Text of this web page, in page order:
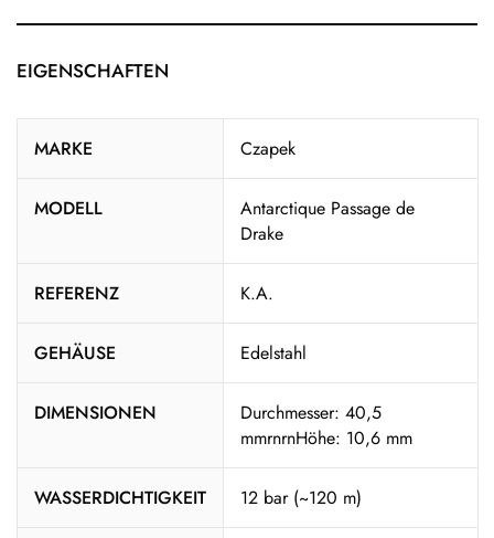
EIGENSCHAFTEN
MARKE Czapek
MODELL
Antarctique Passage de
Drake
REFERENZ K.A.
GEHÄUSE Edelstahl
DIMENSIONEN
Durchmesser: 40,5
mmrnrnHöhe: 10,6 mm
WASSERDICHTIGKEIT 12 bar (~120 m)